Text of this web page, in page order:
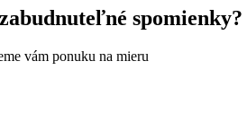
spomienky?
vám ponuku na mieru